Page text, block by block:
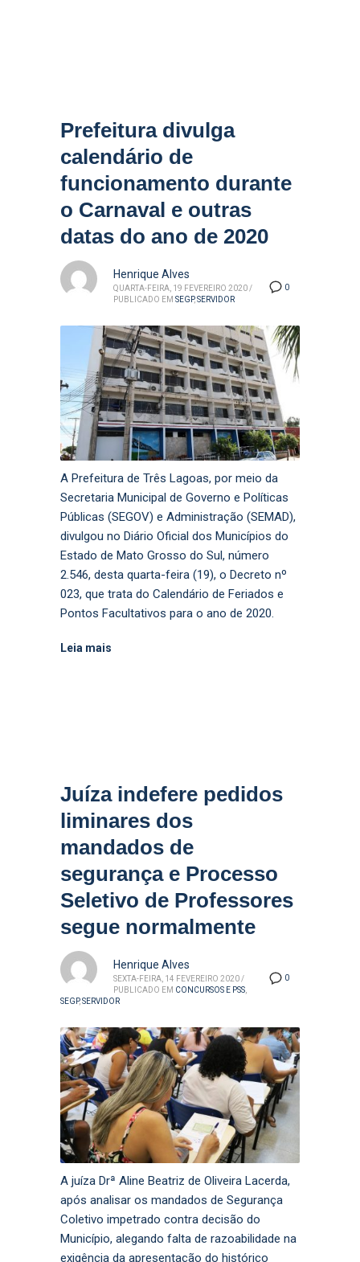
Prefeitura divulga
calendário de
funcionamento durante
o Carnaval e outras
datas do ano de 2020
0
Henrique Alves
QUARTA-FEIRA, 19 FEVEREIRO 2020 /
PUBLICADO EM SEGP,SERVIDOR
A Prefeitura de Três Lagoas, por meio da
Secretaria Municipal de Governo e Políticas
Públicas (SEGOV) e Administração (SEMAD),
divulgou no Diário Oficial dos Municípios do
Estado de Mato Grosso do Sul, número
2.546, desta quarta-feira (19), o Decreto nº
023, que trata do Calendário de Feriados e
Pontos Facultativos para o ano de 2020.
Leia mais
Juíza indefere pedidos
liminares dos
mandados de
segurança e Processo
Seletivo de Professores
segue normalmente
0
Henrique Alves
SEXTA-FEIRA, 14 FEVEREIRO 2020/
PUBLICADO EM CONCURSOS E PSS,
SEGP,SERVIDOR
A juíza Drª Aline Beatriz de Oliveira Lacerda,
após analisar os mandados de Segurança
Coletivo impetrado contra decisão do
Município, alegando falta de razoabilidade na
exigência da apresentação do histórico